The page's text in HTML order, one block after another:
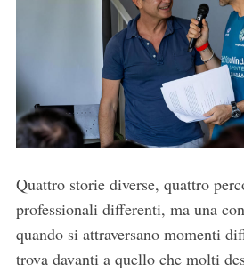
Quattro storie diverse, quattro
professionali differenti, ma una
quando si attraversano momenti
trova davanti a quello che molti